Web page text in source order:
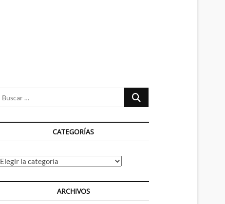
Buscar
CATEGORÍAS
Categorías
ARCHIVOS